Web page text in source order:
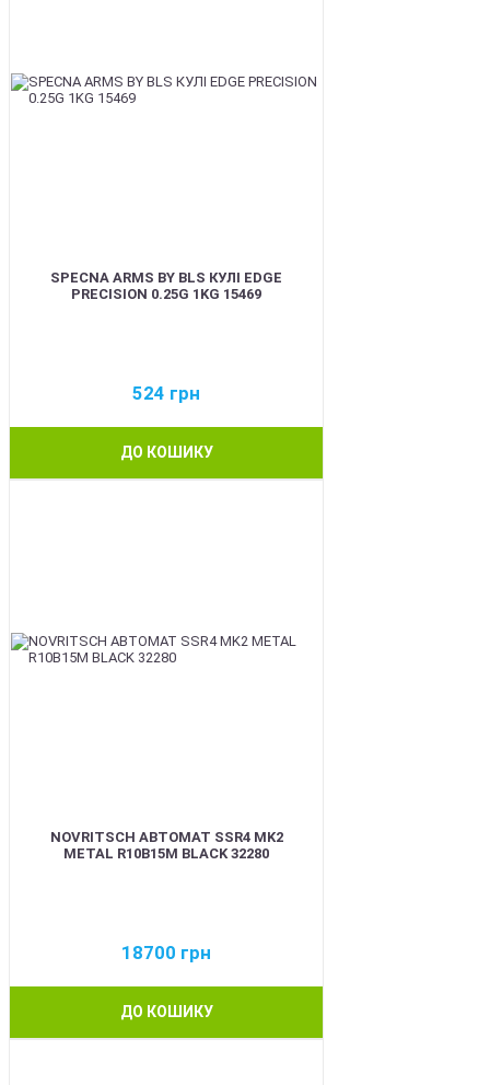
SPECNA ARMS BY BLS КУЛІ EDGE
PRECISION 0.25G 1KG 15469
524 грн
ДО КОШИКУ
NOVRITSCH АВТОМАТ SSR4 MK2
METAL R10B15M BLACK 32280
18700 грн
ДО КОШИКУ